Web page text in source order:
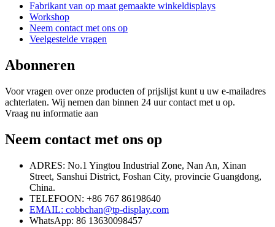
Fabrikant van op maat gemaakte winkeldisplays
Workshop
Neem contact met ons op
Veelgestelde vragen
Abonneren
Voor vragen over onze producten of prijslijst kunt u uw e-mailadres
achterlaten. Wij nemen dan binnen 24 uur contact met u op.
Vraag nu informatie aan
Neem contact met ons op
ADRES: No.1 Yingtou Industrial Zone, Nan An, Xinan
Street, Sanshui District, Foshan City, provincie Guangdong,
China.
TELEFOON: +86 767 86198640
EMAIL: cobbchan@tp-display.com
WhatsApp: 86 13630098457